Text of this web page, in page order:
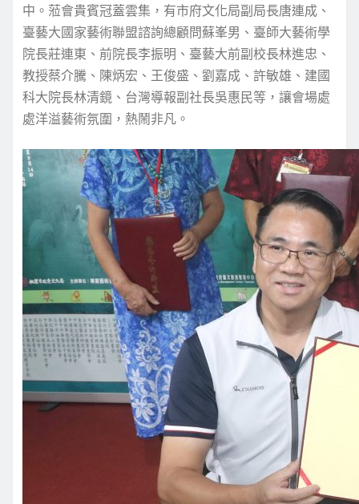
中。蒞會貴賓冠蓋雲集，有市府文化局副局長唐連成、
臺藝大國家藝術聯盟諮詢總顧問蘇峯男、臺師大藝術學
院長莊連東、前院長李振明、臺藝大前副校長林進忠、
教授蔡介騰、陳炳宏、王俊盛、劉嘉成、許敏雄、建國
科大院長林清鏡、台灣導報副社長吳惠民等，讓會場處
處洋溢藝術氛圍，熱鬧非凡。